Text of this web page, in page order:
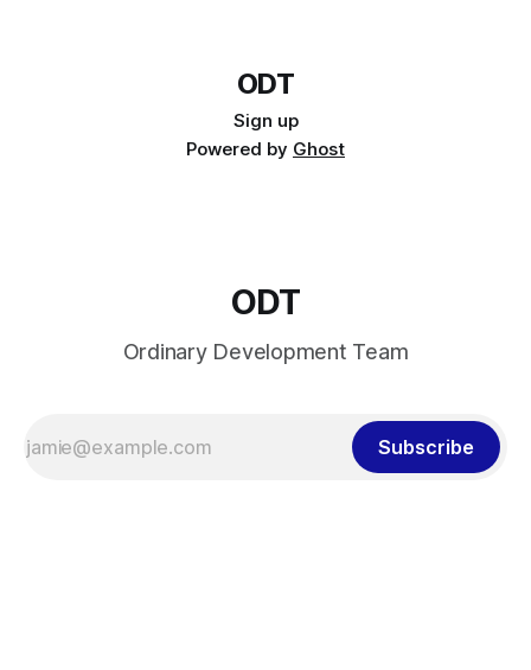
ODT
Sign up
Powered by Ghost
ODT
Ordinary Development Team
Subscribe